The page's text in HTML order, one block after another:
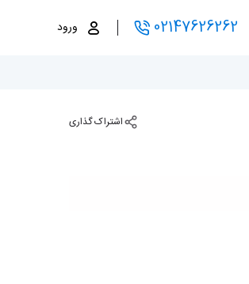
02147626262 ورود
اشتراک گذاری